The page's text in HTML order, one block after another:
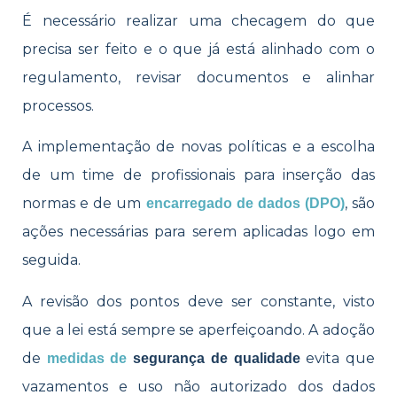
É necessário realizar uma checagem do que
precisa ser feito e o que já está alinhado com o
regulamento, revisar documentos e alinhar
processos.
A implementação de novas políticas e a escolha
de um time de profissionais para inserção das
normas e de um encarregado de dados (DPO), são
ações necessárias para serem aplicadas logo em
seguida.
A revisão dos pontos deve ser constante, visto
que a lei está sempre se aperfeiçoando. A adoção
de medidas de segurança de qualidadeevita que
vazamentos e uso não autorizado dos dados